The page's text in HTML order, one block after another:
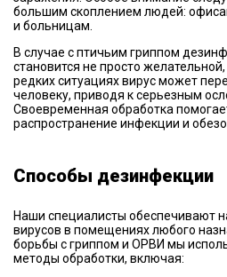
большим скоплением людей:
и больницам.
В случае с птичьим гриппом
становится не просто
редких ситуациях вирус может
человеку, приводя к серьезным
Своевременная обработка
распространение инфекции и
Способы дезинфекции
Наши специалисты обеспечивают
вирусов в помещениях любого
борьбы с гриппом и ОРВИ мы
методы обработки, включая: